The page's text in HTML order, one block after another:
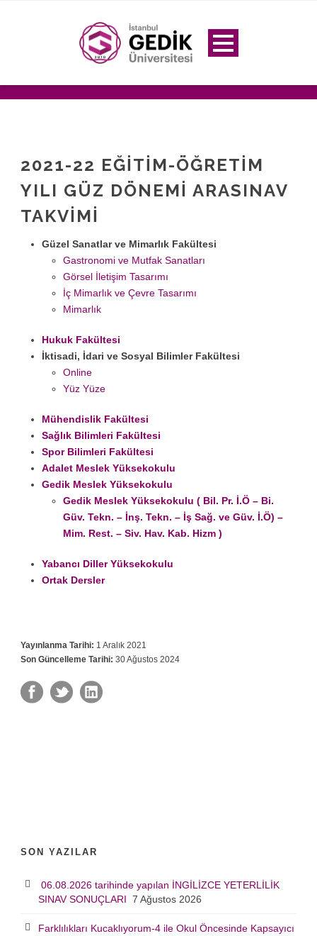
2021-22 EĞITIM-ÖĞRETIM
YILI GÜZ DÖNEMI ARASINAV
TAKVIMI
Güzel Sanatlar ve Mimarlık Fakültesi
Gastronomi ve Mutfak Sanatları
Görsel İletişim Tasarımı
İç Mimarlık ve Çevre Tasarımı
Mimarlık
Hukuk Fakültesi
İktisadi, İdari ve Sosyal Bilimler Fakültesi
Online
Yüz Yüze
Mühendislik Fakültesi
Sağlık Bilimleri Fakültesi
Spor Bilimleri Fakültesi
Adalet Meslek Yüksekokulu
Gedik Meslek Yüksekokulu
Gedik Meslek Yüksekokulu ( Bil. Pr. İ.Ö – Bi.
Güv. Tekn. – İnş. Tekn. – İş Sağ. ve Güv. İ.Ö) –
Mim. Rest. – Siv. Hav. Kab. Hizm )
Yabancı Diller Yüksekokulu
Ortak Dersler
Yayınlanma Tarihi: 1 Aralık 2021
Son Güncelleme Tarihi: 30 Ağustos 2024
SON YAZILAR
06.08.2026 tarihinde yapılan İNGİLİZCE YETERLİLİK
SINAV SONUÇLARI 7 Ağustos 2026
Farklılıkları Kucaklıyorum-4 ile Okul Öncesinde Kapsayıcı